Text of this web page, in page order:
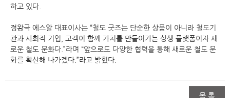
하고 있다.
정왕국 에스알 대표이사는 “철도 굿즈는 단순한 상품이 아니라 철도기
관과 사회적 기업, 고객이 함께 가치를 만들어가는 상생 플랫폼이자 새
로운 철도 문화다.”라며 “앞으로도 다양한 협력을 통해 새로운 철도 문
화를 확산해 나가겠다.”라고 밝혔다.
목 록